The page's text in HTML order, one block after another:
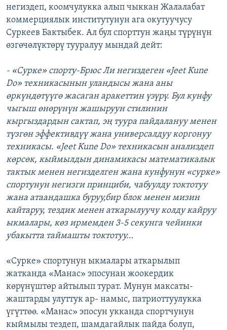
негиздеп, коомчулукка алып чыккан Жалалабат
коммерциялык институтунун ага окутуучусу
Суркеев Бактыбек. Ал бул спорттун жаңы түрүнүн
өзгөчөлүктөрү тууралуу мындай дейт:
- «Сурке» спорту-Брюс Ли негиздеген «Jeet Kune
Do» техникасынын уландысы жана аны
өркүндөтүүгө жасаган аракеттин үзүрү. Бул кунфу
чыгыш өнөрүнүн жашыруун стилинин
кыргыздардын сактап, эң туура пайдалануу менен
түзгөн эффективдүү жана универсалдуу коргонуу
техникасы. «Jeet Kune Do» техникасын анализдеп
көрсөк, кыймылдын динамикасы математикалык
тактык менен негизделген жана кунфунун «сурке»
спортунун негизги принциби, чабуулду токтотуу
жана атаандашка буруу,бир блок менен мизин
кайтаруу, тездик менен аткарылуучу колду кайруу
ыкмалары, көз ирмемден 3-5 секунга чейинки
убакытта таймашты токтотуу…
«Сурке» спортунун ыкмалары аткарылып
жатканда «Манас» эпосунан жоокердик
көрүнүштөр айтылып турат. Мунун максаты-
жаштарды улуттук ар- намыс, патриоттуулукка
үгүттөө. «Манас» эпосун укканда спортчунун
кыймылы тездеп, шамдагайлык пайда болуп,